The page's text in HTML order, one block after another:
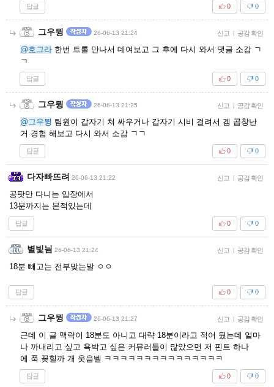
답글 0
0
그우뮝 26-06-13 21:24 신고 | 공감 확인
@호그라 한번 트롤 만나서 데여보고 그 후에 다시 와서 댓글 소감 ㄱ
ㄱ
답글 0
0
그우뮝 26-06-13 21:25 신고 | 공감 확인
@그우뮝 팀원이 갑자기 쳐 싸우거나 갑자기 시비 걸려서 겜 곱창난
거 경험 해보고 다시 와서 소감 ㄱㄱ
답글 0
0
다자빠뜨려 26-06-13 21:22 신고 | 공감 확인
공팟만 다니는 입장에서
13분까지는 본적있는데
답글 0
0
별빛늼 26-06-13 21:24 신고 | 공감 확인
18분 빼고는 전부맞는말 ㅇㅇ
답글 0
0
그우뮝 26-06-13 21:27 신고 | 공감 확인
근데 이 글 맥락이 18분도 아니고 대략 18분이라고 적어 뒀는데 얼마
나 까내리고 싶고 욕박고 싶은 커뮤러들이 많았으면 저 핀트 하나
에 푹 꽂힐까 개 웃음벨 ㅋㅋㅋㅋㅋㅋㅋㅋㅋㅋㅋㅋㅋㅋㅋ
답글 0
0